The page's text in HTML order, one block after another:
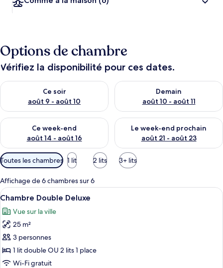
Options de chambre
Vérifiez la disponibilité pour ces dates.
Ce soir
août 9 - août 10
Vérifier la disponibilité pour ce soir août 9 - août 10
Demain
août 10 - août 11
Vérifier la disponibilité pour
Ce week-end
août 14 - août 16
Vérifier la disponibilité pour ce week-end août 14 - août 16
Le week-end prochain
août 21 - août 23
Vérifier la disponibilité pour
Filtres
disponibles
pour
les
chambres
Toutes les chambres 1 lit 2 lits 3+ lits
Affichage de 6 chambres sur 6
Afficher
toutes
les
photos
pour
ce
type
17
Chambre Double Deluxe
Vue sur la ville
25 m²
3 personnes
1 lit double OU 2 lits 1 place
Wi-Fi gratuit